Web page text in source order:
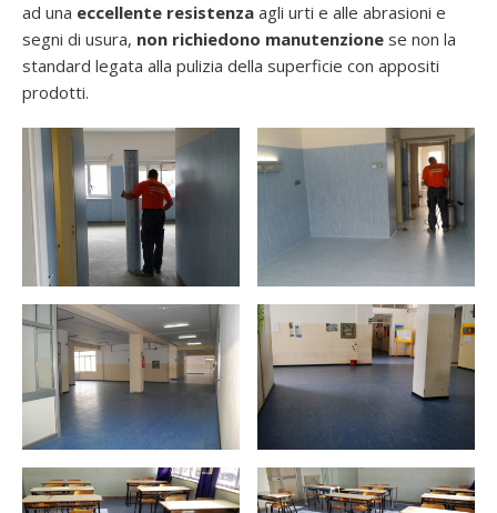
ad una eccellente resistenza agli urti e alle abrasioni e
segni di usura, non richiedono manutenzione se non la
standard legata alla pulizia della superficie con appositi
prodotti.